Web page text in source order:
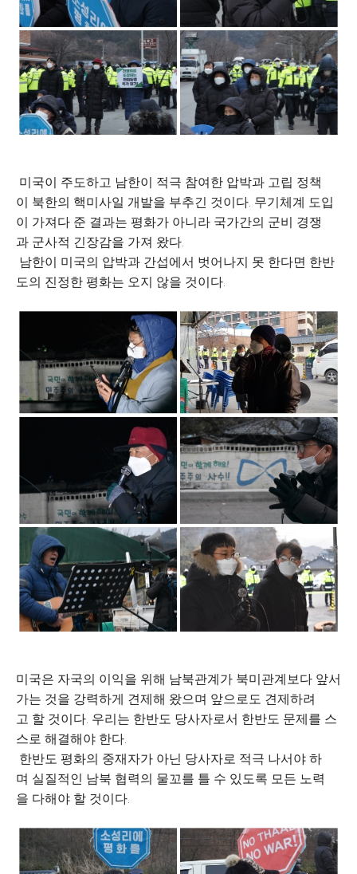
미국이 주도하고 남한이 적극 참여한 압박과 고립 정책
이 북한의 핵미사일 개발을 부추긴 것이다. 무기체계 도입
이 가져다 준 결과는 평화가 아니라 국가간의 군비 경쟁
과 군사적 긴장감을 가져 왔다.
남한이 미국의 압박과 간섭에서 벗어나지 못 한다면 한반
도의 진정한 평화는 오지 않을 것이다.
미국은 자국의 이익을 위해 남북관계가 북미관계보다 앞서
가는 것을 강력하게 견제해 왔으며 앞으로도 견제하려
고 할 것이다. 우리는 한반도 당사자로서 한반도 문제를 스
스로 해결해야 한다.
한반도 평화의 중재자가 아닌 당사자로 적극 나서야 하
며 실질적인 남북 협력의 물꼬를 틀 수 있도록 모든 노력
을 다해야 할 것이다.